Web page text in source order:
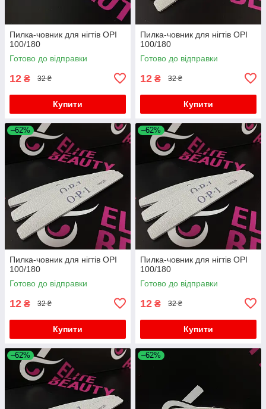
Пилка-човник для нігтів OPI
100/180
Готово до відправки
12 ₴ 32 ₴
Купити
Пилка-човник для нігтів OPI
100/180
Готово до відправки
12 ₴ 32 ₴
Купити
–62%
Пилка-човник для нігтів OPI
100/180
Готово до відправки
12 ₴ 32 ₴
Купити
–62%
Пилка-човник для нігтів OPI
100/180
Готово до відправки
12 ₴ 32 ₴
Купити
–62% –62%